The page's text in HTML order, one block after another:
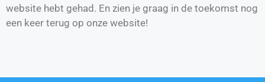
website hebt gehad. En zien je graag in de toekomst nog
een keer terug op onze website!